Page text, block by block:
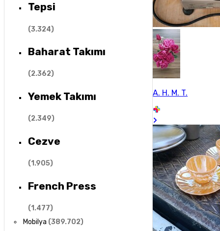
Tepsi
(3.324)
Baharat Takımı
(2.362)
Yemek Takımı
(2.349)
Cezve
(1.905)
French Press
(1.477)
Mobilya (389.702)
A. H. M. T.